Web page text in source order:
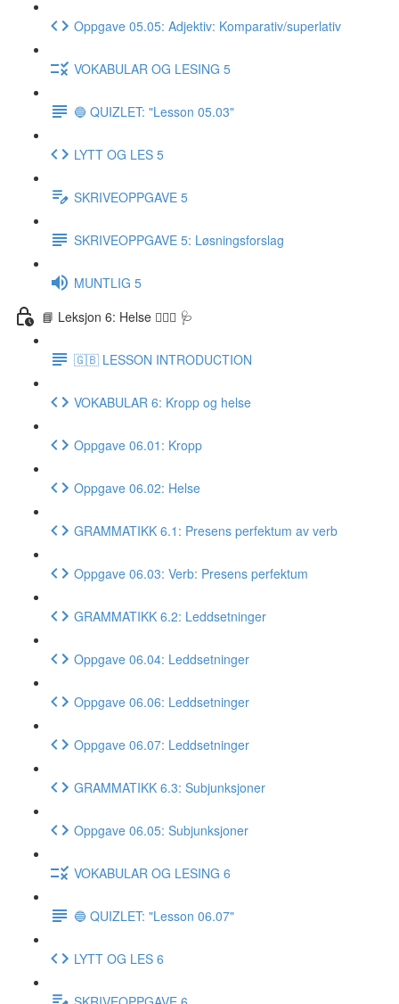
Oppgave 05.05: Adjektiv: Komparativ/superlativ
VOKABULAR OG LESING 5
🔵 QUIZLET: "Lesson 05.03"
LYTT OG LES 5
SKRIVEOPPGAVE 5
SKRIVEOPPGAVE 5: Løsningsforslag
MUNTLIG 5
📘 Leksjon 6: Helse 🏃🏻‍♀️ 🩺
🇬🇧 LESSON INTRODUCTION
VOKABULAR 6: Kropp og helse
Oppgave 06.01: Kropp
Oppgave 06.02: Helse
GRAMMATIKK 6.1: Presens perfektum av verb
Oppgave 06.03: Verb: Presens perfektum
GRAMMATIKK 6.2: Leddsetninger
Oppgave 06.04: Leddsetninger
Oppgave 06.06: Leddsetninger
Oppgave 06.07: Leddsetninger
GRAMMATIKK 6.3: Subjunksjoner
Oppgave 06.05: Subjunksjoner
VOKABULAR OG LESING 6
🔵 QUIZLET: "Lesson 06.07"
LYTT OG LES 6